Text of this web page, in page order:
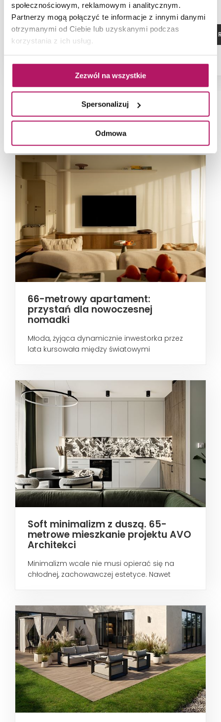
społecznościowym, reklamowym i analitycznym.
Partnerzy mogą połączyć te informacje z innymi danymi
otrzymanymi od Ciebie lub uzyskanymi podczas
korzystania z ich usług.
Zezwól na wszystkie
Spersonalizuj
Odmowa
-1% od 1 369,60 PLN najniższa cena
ZOBACZ PRODUKT ZOBACZ
NAJNOWSZE ARTYKUŁY
66-metrowy apartament:
przystań dla nowoczesnej
nomadki
Młoda, żyjąca dynamicznie inwestorka przez
lata kursowała między światowymi
Soft minimalizm z duszą. 65-
metrowe mieszkanie projektu AVO
Architekci
Minimalizm wcale nie musi opierać się na
chłodnej, zachowawczej estetyce. Nawet